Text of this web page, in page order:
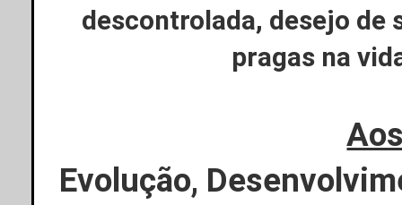
descontrolada, desejo de
pragas na
Evolução,